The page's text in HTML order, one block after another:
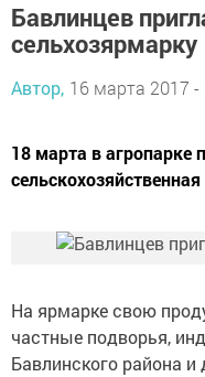
Бавлинцев
сельхозярмарку
Автор, 16 марта 2017 -
18 марта в агропарке
На ярмарке свою
частные подворья,
Бавлинского района